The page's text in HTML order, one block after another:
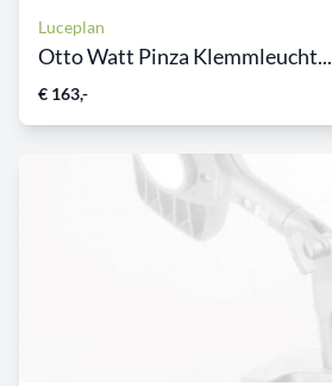
Luceplan
Otto Watt Pinza Klemmleucht...
€ 163,-